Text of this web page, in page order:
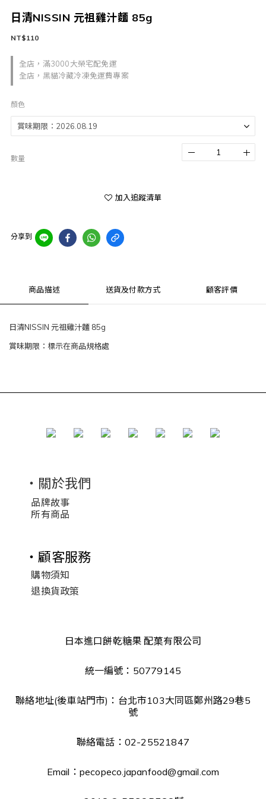
日清NISSIN 元祖雞汁麵 85g
全店，滿3000大榮宅配免運
全店，黑貓冷藏冷凍免運費專案
NT$110
顏色
數量
加入追蹤清單
分享到
商品描述 送貨及付款方式 顧客評價
日清NISSIN 元祖雞汁麵 85g
賞味期限：標示在商品規格處
・關於我們
品牌故事
所有商品
・顧客服務
購物須知
退換貨政策
日本進口餅乾糖果 配菓有限公司
統一編號：50779145
聯絡地址(後車站門市)：台北市103大同區鄭州路29巷5
號
聯絡電話：02-25521847
Email：pecopeco.japanfood@gmail.com